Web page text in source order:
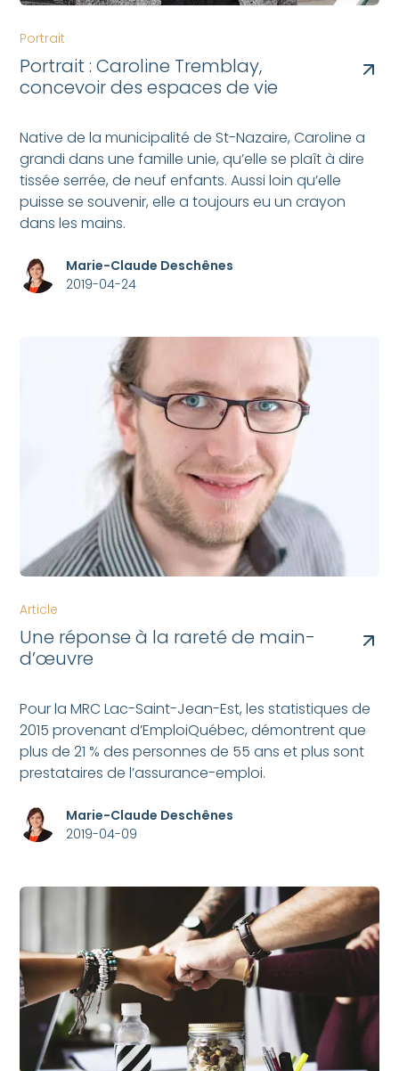
Portrait
Portrait : Caroline Tremblay,
concevoir des espaces de vie
Native de la municipalité de St-Nazaire, Caroline a
grandi dans une famille unie, qu’elle se plaît à dire
tissée serrée, de neuf enfants. Aussi loin qu’elle
puisse se souvenir, elle a toujours eu un crayon
dans les mains.
Marie-Claude Deschênes
2019-04-24
Article
Une réponse à la rareté de main-
d’œuvre
Pour la MRC Lac-Saint-Jean-Est, les statistiques de
2015 provenant d’EmploiQuébec, démontrent que
plus de 21 % des personnes de 55 ans et plus sont
prestataires de l’assurance-emploi.
Marie-Claude Deschênes
2019-04-09